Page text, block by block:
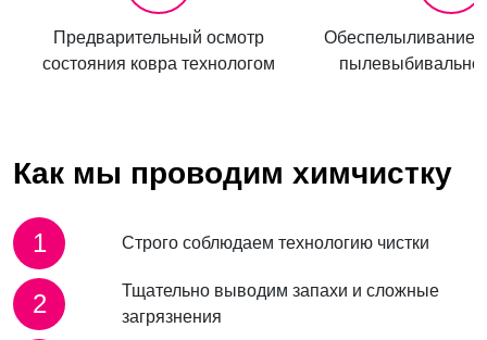
Предварительный осмотр
состояния ковра технологом
Обеспелыливание
Как мы проводим химчистку
1 Строго соблюдаем технологию чистки
2
Тщательно выводим запахи и сложные
загрязнения